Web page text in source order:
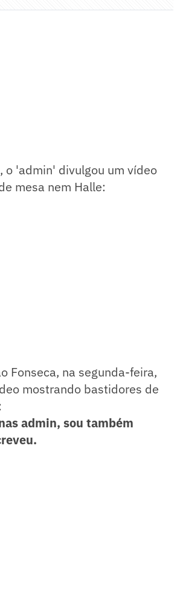
o 'admin' divulgou um vídeo
mesa nem Halle:
Fonseca, na segunda-feira,
mostrando bastidores de
admin, sou também